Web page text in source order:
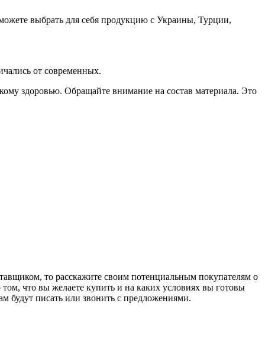
выбрать для себя продукцию с Украины, Турции,
от современных.
здоровью. Обращайте внимание на состав материала. Это
то расскажите своим потенциальным покупателям о
что вы желаете купить и на каких условиях вы готовы
будут писать или звонить с предложениями.